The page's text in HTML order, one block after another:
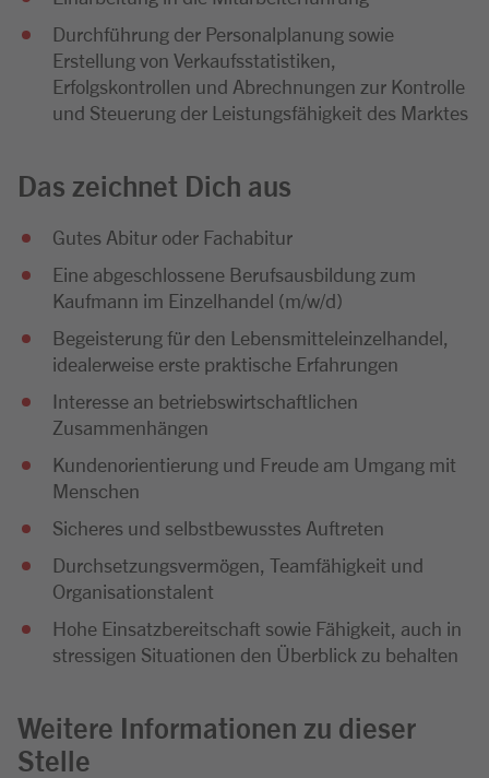
Durchführung der Personalplanung sowie
Erstellung von Verkaufsstatistiken,
Erfolgskontrollen und Abrechnungen zur Kontrolle
und Steuerung der Leistungsfähigkeit des Marktes
Das zeichnet Dich aus
Gutes Abitur oder Fachabitur
Eine abgeschlossene Berufsausbildung zum
Kaufmann im Einzelhandel (m/w/d)
Begeisterung für den Lebensmitteleinzelhandel,
idealerweise erste praktische Erfahrungen
Interesse an betriebswirtschaftlichen
Zusammenhängen
Kundenorientierung und Freude am Umgang mit
Menschen
Sicheres und selbstbewusstes Auftreten
Durchsetzungsvermögen, Teamfähigkeit und
Organisationstalent
Hohe Einsatzbereitschaft sowie Fähigkeit, auch in
stressigen Situationen den Überblick zu behalten
Weitere Informationen zu dieser
Stelle